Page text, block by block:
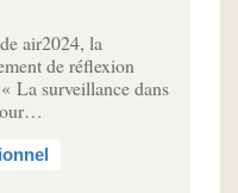
air2024, la
de réflexion
La surveillance dans